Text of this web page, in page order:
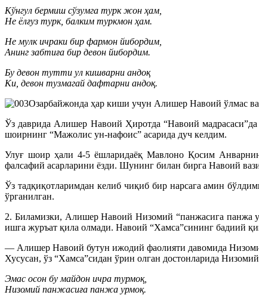
Кўнгул бермиш сўзумга турк жон ҳам,
Не ёлғуз турк, балким туркмон ҳам.
Не мулк ичраки бир фармон йибордим,
Анинг забтиға бир девон йибордим.
Бу девон тутти ул кишварни андоқ
Ки, девон тузмагай дафтарни андоқ.
Озарбайжонда ҳар киши учун Алишер Навоий ўлмас
Ўз даврида Алишер Навоий Ҳиротда “Навоий мадрасаси”да
шоирнинг “Мажолис ун-нафоис” асарида дуч келдим.
Улуғ шоир ҳали 4-5 ёшларидаёқ Мавлоно Қосим
фалсафий асарларини ёзди. Шунинг билан бирга Навоий
Ўз тадқиқотларимдан келиб чиқиб бир нарсага амин
ўрганилган.
2. Биламизки, Алишер Навоий Низомий “панжасига панжа
ишга журъат қила олмади. Навоий “Хамса”сининг бадиий
— Алишер Навоий бутун ижодий фаолияти давомида
Хусусан, ўз “Хамса”сидан ўрин олган достонларида
Эмас осон бу майдон ичра турмоқ,
Низомий панжасиға панжа урмоқ.